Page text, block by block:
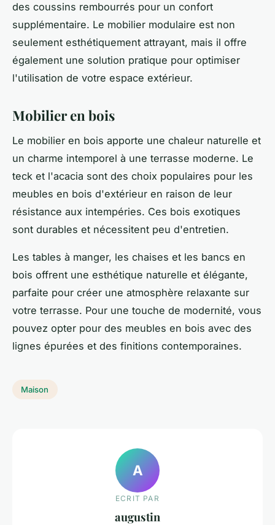
des coussins rembourrés pour un confort
supplémentaire. Le mobilier modulaire est non
seulement esthétiquement attrayant, mais il offre
également une solution pratique pour optimiser
l'utilisation de votre espace extérieur.
Mobilier en bois
Le mobilier en bois apporte une chaleur naturelle et
un charme intemporel à une terrasse moderne. Le
teck et l'acacia sont des choix populaires pour les
meubles en bois d'extérieur en raison de leur
résistance aux intempéries. Ces bois exotiques
sont durables et nécessitent peu d'entretien.
Les tables à manger, les chaises et les bancs en
bois offrent une esthétique naturelle et élégante,
parfaite pour créer une atmosphère relaxante sur
votre terrasse. Pour une touche de modernité, vous
pouvez opter pour des meubles en bois avec des
lignes épurées et des finitions contemporaines.
Maison
A
ECRIT PAR
augustin